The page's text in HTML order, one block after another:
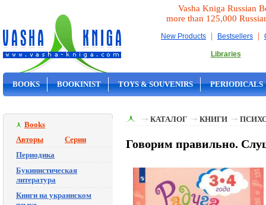
Vasha Kniga Russian
more than 125,000
New Products | Bestsellers |
Libraries
BOOKS BOOKINIST TOYS & SOUVENIRS PERIODICALS
Books
Авторы
Серии
Периодика
Букинистическая
литература
Книги на украинском
КАТАЛОГ КНИГИ
Говорим правильно.